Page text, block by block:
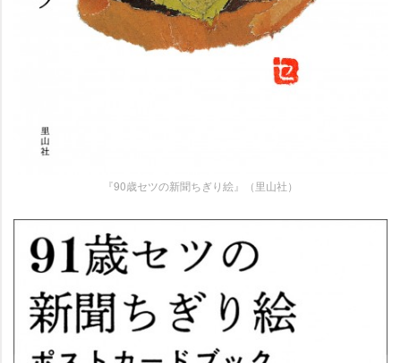
『90歳セツの新聞ちぎり絵』（里山社）